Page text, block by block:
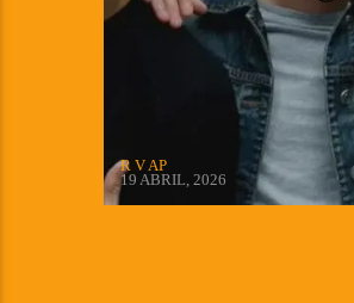
R V AP
19 ABRIL, 2026